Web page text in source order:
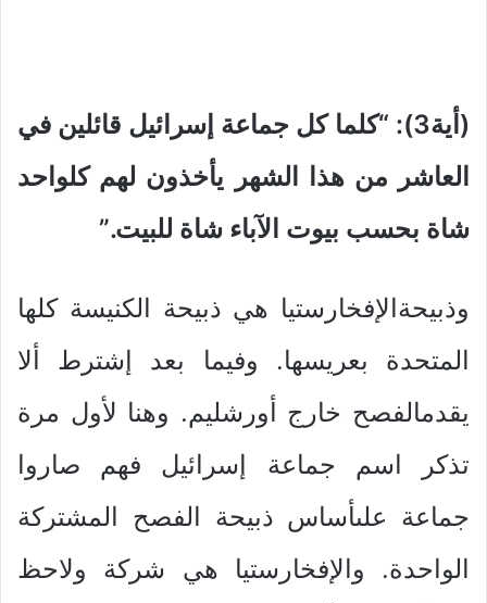
(أية3): “كلما كل جماعة إسرائيل قائلين في
العاشر من هذا الشهر يأخذون لهم كلواحد
شاة بحسب بيوت الآباء شاة للبيت.”
وذبيحةالإفخارستيا هي ذبيحة الكنيسة كلها
المتحدة بعريسها. وفيما بعد إشترط ألا
يقدمالفصح خارج أورشليم. وهنا لأول مرة
تذكر اسم جماعة إسرائيل فهم صاروا
جماعة علىأساس ذبيحة الفصح المشتركة
الواحدة. والإفخارستيا هي شركة ولاحظ